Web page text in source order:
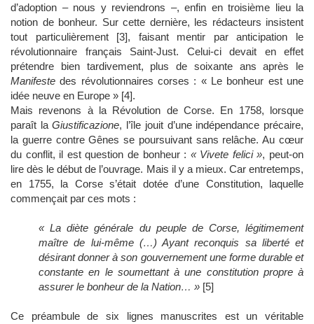
d’adoption – nous y reviendrons –, enfin en troisième lieu la
notion de bonheur. Sur cette dernière, les rédacteurs insistent
tout particulièrement [3], faisant mentir par anticipation le
révolutionnaire français Saint-Just. Celui-ci devait en effet
prétendre bien tardivement, plus de soixante ans après le
Manifeste des révolutionnaires corses : « Le bonheur est une
idée neuve en Europe » [4].
Mais revenons à la Révolution de Corse. En 1758, lorsque
paraît laGiustificazione, l’île jouit d’une indépendance précaire,
la guerre contre Gênes se poursuivant sans relâche. Au cœur
du conflit, il est question de bonheur : « Vivete felici », peut-on
lire dès le début de l’ouvrage. Mais il y a mieux. Car entretemps,
en 1755, la Corse s’était dotée d’une Constitution, laquelle
commençait par ces mots :
« La diète générale du peuple de Corse, légitimement
maître de lui-même (…) Ayant reconquis sa liberté et
désirant donner à son gouvernement une forme durable et
constante en le soumettant à une constitution propre à
assurer le bonheur de la Nation… » [5]
Ce préambule de six lignes manuscrites est un véritable